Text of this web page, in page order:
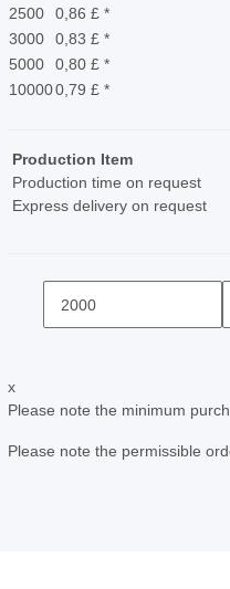
2500
0,86 £ *
3000
0,83 £ *
5000
0,80 £ *
100000,79 £ *
Production Item
Production time on request
Express delivery on request
x
Please note the minimum
Please note the permissible